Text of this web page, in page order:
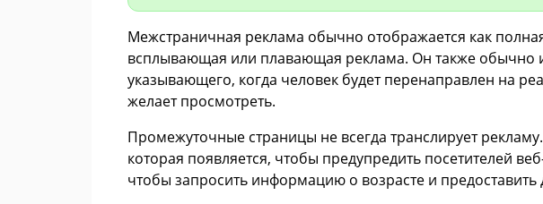
Межстраничная реклама обычно отображается как
всплывающая или плавающая реклама. Он также обычно
указывающего, когда человек будет перенаправлен на
желает просмотреть.
Промежуточные страницы не всегда транслирует
которая появляется, чтобы предупредить посетителей
чтобы запросить информацию о возрасте и предоставить